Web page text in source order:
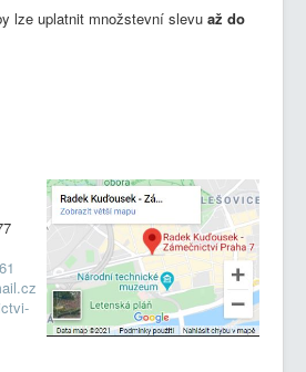
lze uplatnit množstevní slevu až do